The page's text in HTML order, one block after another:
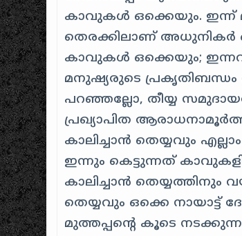
കാവുകൾ ഒക്കെയും. ഇന്ന്
തെരക്കിലാണ്
കാവുകൾ ഒക്കെയും;
മനുഷ്യരുടെ
പറഞ്ഞല്ലോ, തീയ്യ
പ്രഖ്യാപിത
കാലിച്ചാൻ തെയ്യവും
ഇന്നും കെട്ടുന്നത്
കാലിച്ചാൻ
തെയ്യവും ഒക്കെ നായാട്ട്
മുത്തപ്പന്റെ കൂടെ